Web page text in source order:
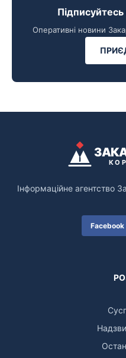
Оперативні новини
Інформаційне агентство
Facebook